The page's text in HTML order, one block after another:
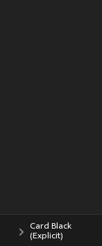
Card Black
(Explicit)